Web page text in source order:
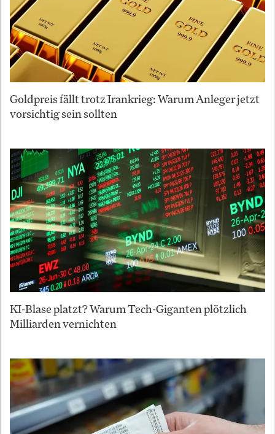
Goldpreis fällt trotz Irankrieg: Warum Anleger jetzt
vorsichtig sein sollten
KI-Blase platzt? Warum Tech-Giganten plötzlich
Milliarden vernichten